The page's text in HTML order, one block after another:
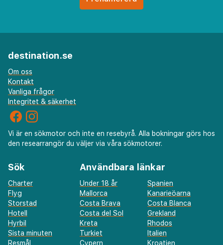
destination.se
Om oss
Kontakt
Vanliga frågor
Integritet & säkerhet
Vi är en sökmotor och inte en resebyrå. Alla bokningar görs hos
den researrangör du väljer via våra sökmotorer.
Sök
Charter
Flyg
Storstad
Hotell
Hyrbil
Sista minuten
Resmål
Användbara länkar
Under 18 år
Spanien
Mallorca
Kanarieöarna
Costa Brava
Costa Blanca
Costa del Sol
Grekland
Kreta
Rhodos
Turkiet
Italien
Cypern
Kroatien